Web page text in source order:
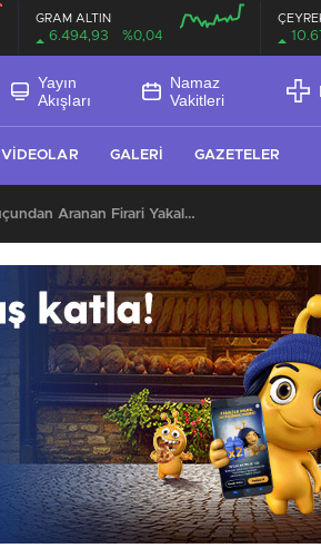
GRAM ALTIN
6.494,93 %0,04
Yayın
Akışları
Namaz
Vakitleri
VIDEOLAR GALERI GAZETELER
Kağızman’da JASAT Operasyonu: Kasten Öldürme Suçundan Aranan Firari Yakalandı